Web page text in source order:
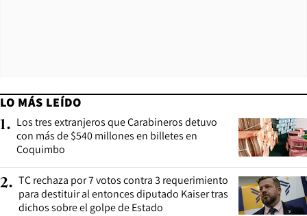
LO MÁS LEÍDO
1. Los tres extranjeros que Carabineros detuvo
con más de $540 millones en billetes en
Coquimbo
2. TC rechaza por 7 votos contra 3 requerimiento
para destituir al entonces diputado Kaiser tras
dichos sobre el golpe de Estado